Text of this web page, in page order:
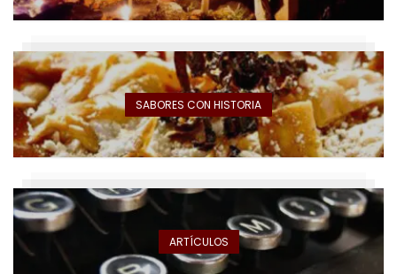
SABORES CON HISTORIA
ARTÍCULOS